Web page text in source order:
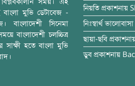
মুভি ডেটাবেজ -
বাংলাদেশী সিনেমা
বাংলাদেশী চলচ্চিত্র
সাক্ষী হতে বাংলা মুভি
নিয়তি প্রকাশনায়
নিঃস্বার্থ ভালোবাসা
ছায়া-ছবি
ডুব প্রকাশনায়